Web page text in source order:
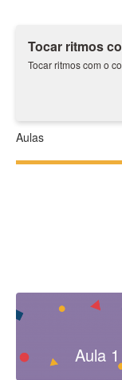
Tocar ritmos
Tocar ritmos com o
Aulas
Aula 1